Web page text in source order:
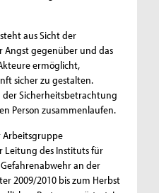
aus Sicht der
gegenüber und das
ermöglicht,
sicher zu gestalten.
der Sicherheitsbetrachtung
Person zusammenlaufen.
Arbeitsgruppe
Leitung des Instituts für
an der
2009/2010 bis zum Herbst